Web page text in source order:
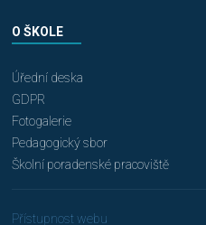
O ŠKOLE
Úřední deska
GDPR
Fotogalerie
Pedagogický sbor
Školní poradenské pracoviště
Přístupnost webu